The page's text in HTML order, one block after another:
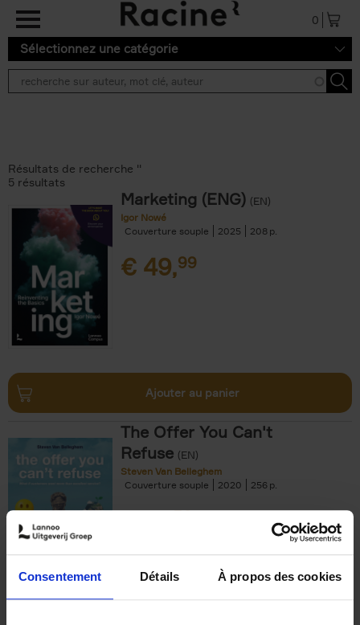
Consentement Détails À propos des cookies
Aller au contenu principal
0
Sélectionnez une catégorie
Résultats de recherche ''
5 résultats
Marketing (ENG) (EN)
Igor Nowé
Couverture souple
2025 208
€ 49,99
Ajouter au panier
The Offer You Can't
Refuse (EN)
Steven Van Belleghem
Couverture souple
2020 256
€37,50